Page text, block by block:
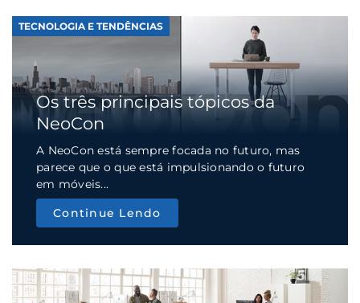
TECNOLOGIA E TENDÊNCIAS
Os três principais tópicos da
NeoCon
A NeoCon está sempre focada no futuro, mas
parece que o que está impulsionando o futuro
em móveis...
Continue Lendo